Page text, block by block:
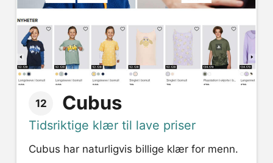
12 Cubus
Tidsriktige klær til lave priser
Cubus har naturligvis billige klær for menn.